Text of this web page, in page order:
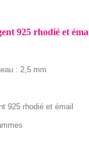
925 rhodié et
: 2,5 mm
925 rhodié et émail